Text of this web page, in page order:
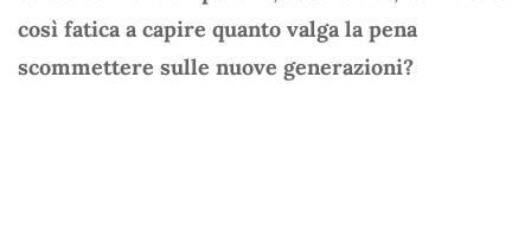
così fatica a capire quanto valga la pena
scommettere sulle nuove generazioni?